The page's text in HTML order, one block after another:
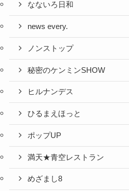
なないろ日和
news every.
ノンストップ
秘密のケンミンSHOW
ヒルナンデス
ひるまえほっと
ポップUP
満天★青空レストラン
めざまし8